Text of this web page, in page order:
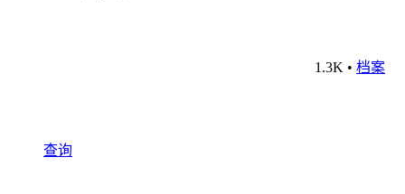
1.3K • 档案
查询